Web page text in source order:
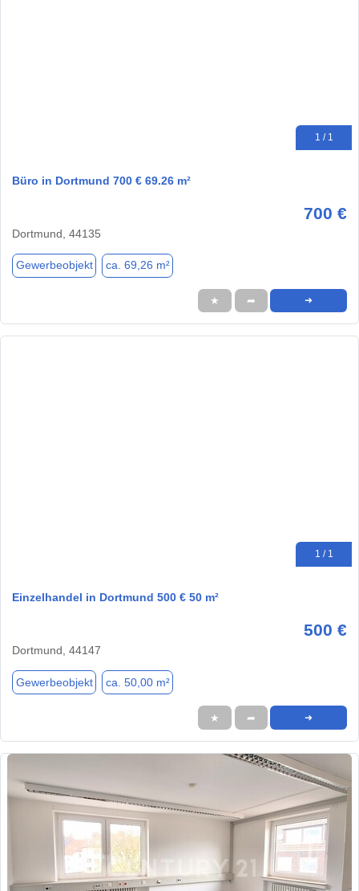
1 / 1
Büro in Dortmund 700 € 69.26 m²
700 €
Dortmund, 44135
Gewerbeobjekt ca. 69,26 m²
★ ➦ ➜
1 / 1
Einzelhandel in Dortmund 500 € 50 m²
500 €
Dortmund, 44147
Gewerbeobjekt ca. 50,00 m²
★ ➦ ➜